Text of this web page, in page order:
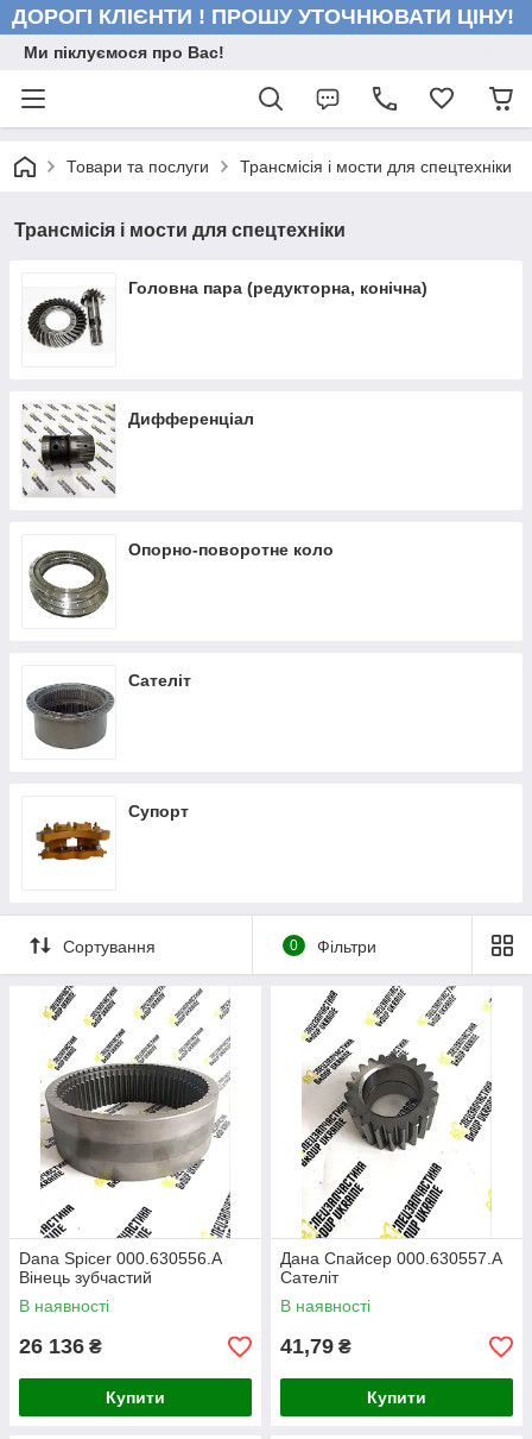
ДОРОГІ КЛІЄНТИ ! ПРОШУ УТОЧНЮВАТИ ЦІНУ!
Ми піклуємося про Вас!
Товари та послуги Трансмісія і мости для спецтехніки
Трансмісія і мости для спецтехніки
Головна пара (редукторна, конічна)
Дифференціал
Опорно-поворотне коло
Сателіт
Супорт
Сортування 0 Фільтри
Dana Spicer 000.630556.A
Вінець зубчастий
В наявності
26 136 ₴
Купити
Дана Спайсер 000.630557.A
Сателіт
В наявності
41,79 ₴
Купити